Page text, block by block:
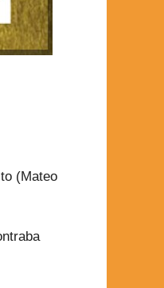
(Mateo